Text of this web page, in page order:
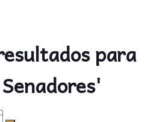
para